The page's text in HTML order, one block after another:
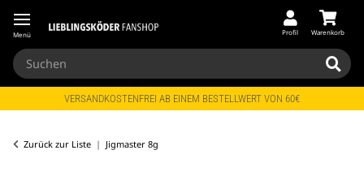
Menü Profil Warenkorb
VERSANDKOSTENFREI AB EINEM BESTELLWERT VON 60€
Zurück zur Liste Jigmaster 8g